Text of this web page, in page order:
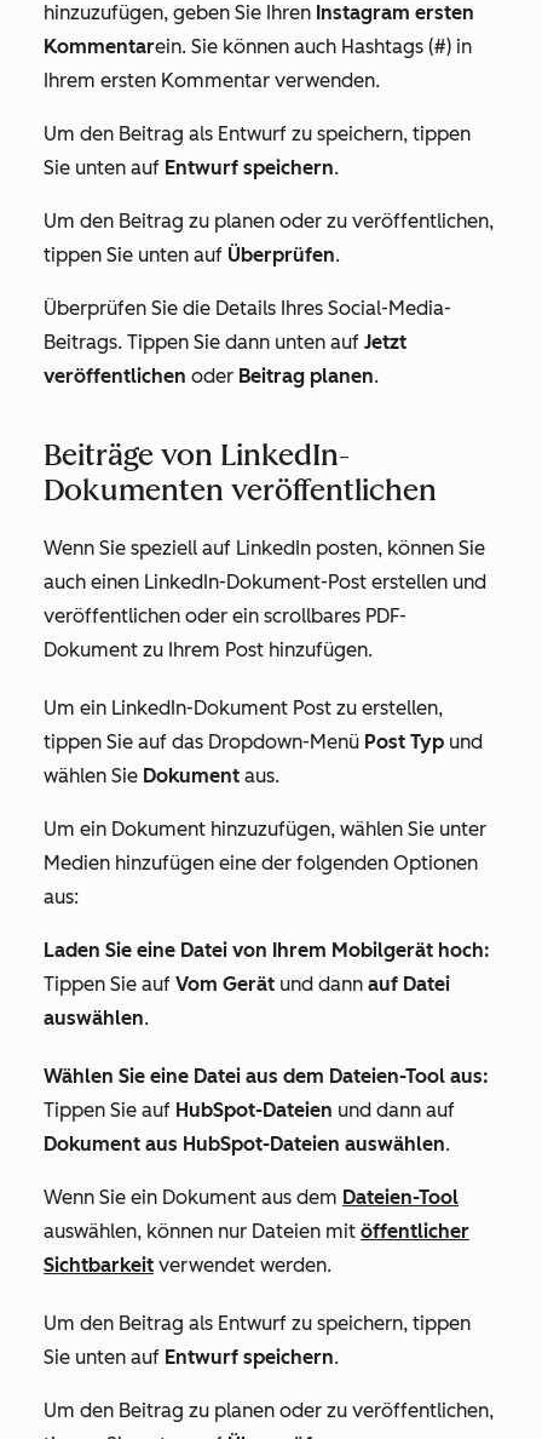
hinzuzufügen, geben Sie Ihren Instagram ersten
Kommentarein. Sie können auch Hashtags (#) in
Ihrem ersten Kommentar verwenden.
Um den Beitrag als Entwurf zu speichern, tippen
Sie unten auf Entwurf speichern.
Um den Beitrag zu planen oder zu veröffentlichen,
tippen Sie unten auf Überprüfen.
Überprüfen Sie die Details Ihres Social-Media-
Beitrags. Tippen Sie dann unten auf Jetzt
veröffentlichen oder Beitrag planen.
Beiträge von LinkedIn-
Dokumenten veröffentlichen
Wenn Sie speziell auf LinkedIn posten, können Sie
auch einen LinkedIn-Dokument-Post erstellen und
veröffentlichen oder ein scrollbares PDF-
Dokument zu Ihrem Post hinzufügen.
Um ein LinkedIn-Dokument Post zu erstellen,
tippen Sie auf das Dropdown-Menü Post Typ und
wählen Sie Dokument aus.
Um ein Dokument hinzuzufügen, wählen Sie unter
Medien hinzufügen eine der folgenden Optionen
aus:
Laden Sie eine Datei von Ihrem Mobilgerät hoch:
Tippen Sie auf Vom Gerät und dann auf Datei
auswählen.
Wählen Sie eine Datei aus dem Dateien-Tool aus:
Tippen Sie auf HubSpot-Dateien und dann auf
Dokument aus HubSpot-Dateien auswählen.
Wenn Sie ein Dokument aus dem Dateien-Tool
auswählen, können nur Dateien mit öffentlicher
Sichtbarkeit verwendet werden.
Um den Beitrag als Entwurf zu speichern, tippen
Sie unten auf Entwurf speichern.
Um den Beitrag zu planen oder zu veröffentlichen,